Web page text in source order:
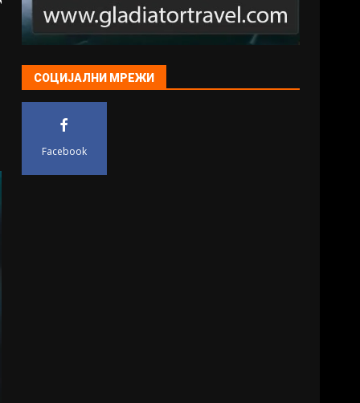
СОЦИЈАЛНИ МРЕЖИ
Facebook